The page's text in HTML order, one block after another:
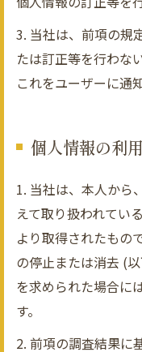
3. 当社は、前項の規
たは訂正等を行わな
これをユーザーに通
個人情報の利
1. 当社は、本人から
えて取り扱われてい
より取得されたもの
の停止または消去 (
を求められた場合に
す。
2. 前項の調査結果に